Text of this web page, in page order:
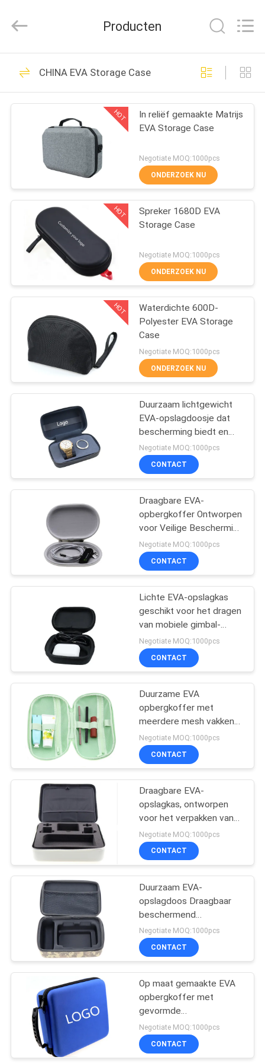
HUIS
PRODUCTEN
ONGEVEER
FABRIEKSREIS
KWALITEITSCONTROLE
SITEMAP
PRIVACY
POLICY
Rights
by
EVA Hard Cases
68
EVA Storage Case
49
Het dragen van EVA
geval
33
Geldzakjes
De Zakken van de
ritssluitingsbank
134
Toiletry Waszak
Niet Geweven Stof
het Winkelen Zak
waterdichte
rugzakzak
Producten
CHINA EVA Storage Case
HOT
In reliëf gemaakte Matrijs
EVA Storage Case
Negotiate MOQ:1000pcs
ONDERZOEK NU
HOT
Spreker 1680D EVA
Storage Case
Negotiate MOQ:1000pcs
ONDERZOEK NU
HOT
Waterdichte 600D-
Polyester EVA Storage
Case
Negotiate MOQ:1000pcs
ONDERZOEK NU
Duurzaam lichtgewicht
EVA-opslagdoosje dat
bescherming biedt en
een stijlvolle
draagoplossing biedt
voor elektronische
gereedschappen
horloges en
manchetknopen
Negotiate MOQ:1000pcs
CONTACT
Draagbare EVA-
opbergkoffer Ontworpen
voor Veilige Bescherming
en Gemakkelijk Transport
van Elektronische
Gadgets,
Accessoires
Negotiate MOQ:1000pcs
CONTACT
Lichte EVA-opslagkas
geschikt voor het dragen
van mobiele gimbal-
headset en andere
populaire elektronische
producten
Negotiate MOQ:1000pcs
CONTACT
Duurzame EVA
opbergkoffer met
meerdere mesh vakken
en riemen voor
georganiseerd reizen en
bescherming van
Negotiate MOQ:1000pcs
CONTACT
Draagbare EVA-
opslagkas, ontworpen
voor het verpakken van
gereedschappen,
elektronische apparaten
en accessoires met een
schelp
Negotiate MOQ:1000pcs
CONTACT
Duurzaam EVA-
opslagdoos Draagbaar
beschermend
draagdoosje voor
gereedschappen
Apparaten en apparatuur
schelpen
Negotiate MOQ:1000pcs
CONTACT
Op maat gemaakte EVA
opbergkoffer met
gevormde
schuiminzetstukken voor
superieure bescherming
van gereedschap,
Negotiate MOQ:1000pcs
CONTACT